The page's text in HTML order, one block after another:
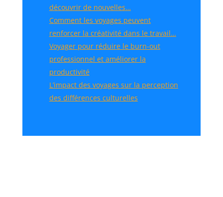
découvrir de nouvelles…
Comment les voyages peuvent
renforcer la créativité dans le travail…
Voyager pour réduire le burn-out
professionnel et améliorer la
productivité
L’impact des voyages sur la perception
des différences culturelles